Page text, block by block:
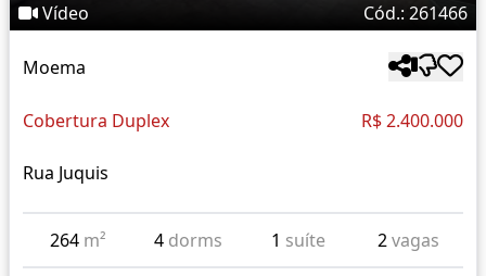
Vídeo Cód.: 261466
Moema
Cobertura Duplex R$ 2.400.000
Rua Juquis
264 m² 4 dorms 1 suíte 2vagas